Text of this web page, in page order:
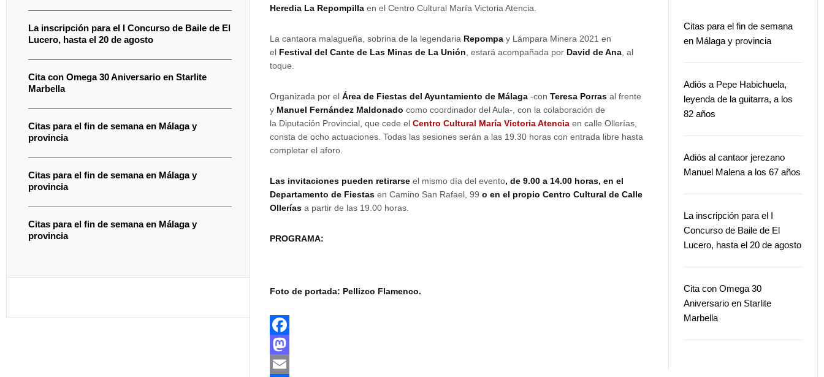
Heredia La Repompilla en el Centro Cultural María Victoria Atencia.
La cantaora malagueña, sobrina de la legendaria Repompa y Lámpara Minera 2021 en
el Festival del Cante de Las Minas de La Unión , estará acompañada por David de Ana , al
toque.
Organizada por elÁrea de Fiestas del Ayuntamiento de Málaga -conTeresa Porrasal frente
y Manuel Fernández Maldonado como coordinador del Aula-, con la colaboración de
la Diputación Provincial, que cede elCentro Cultural María Victoria Atencia en calle Ollerías,
consta de ocho actuaciones. Todas las sesiones serán a las 19.30 horas con entrada libre hasta
completar el aforo.
Las invitaciones pueden retirarseel mismo día del evento, de 9.00 a 14.00 horas, en el
Departamento de Fiestas en Camino San Rafael, 99o en el propio Centro Cultural de Calle
Ollerías a partir de las 19.00 horas.
PROGRAMA:
Foto de portada: Pellizco Flamenco.
F
aM
Citas para el fin de semana
en Málaga y provincia
Adiós a Pepe Habichuela,
leyenda de la guitarra, a los
82 años
Adiós al cantaor jerezano
Manuel Malena a los 67 años
La inscripción para el I
Concurso de Baile de El
Lucero, hasta el 20 de agosto
Cita con Omega 30
Aniversario en Starlite
Marbella
La inscripción para el I Concurso de Baile de El
Lucero, hasta el 20 de agosto
Cita con Omega 30 Aniversario en Starlite
Marbella
Citas para el fin de semana en Málaga y
provincia
Citas para el fin de semana en Málaga y
provincia
Citas para el fin de semana en Málaga y
provincia